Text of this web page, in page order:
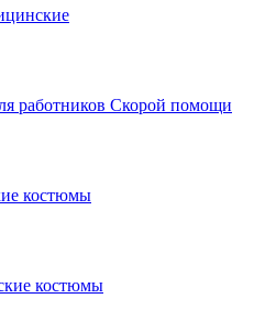
работников Скорой помощи
костюмы
костюмы